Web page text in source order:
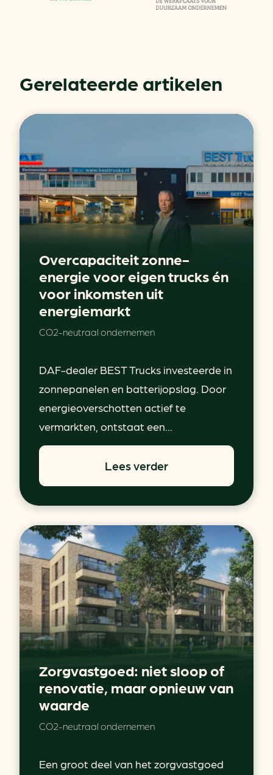
Gerelateerde artikelen
Overcapaciteit zonne-
energie voor eigen trucks én
voor inkomsten uit
energiemarkt
CO2-neutraal ondernemen
DAF-dealer BEST Trucks investeerde in
zonnepanelen en batterijopslag. Door
energieoverschotten actief te
vermarkten, ontstaat een...
Lees verder
Zorgvastgoed: niet sloop of
renovatie, maar opnieuw van
waarde
CO2-neutraal ondernemen
Een groot deel van het zorgvastgoed